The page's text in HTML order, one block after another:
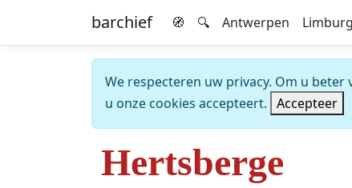
barchief 🧭 🔍 Antwerpen Limburg
We respecteren uw privacy. Om u
u onze cookies accepteert. Accepteer
Hertsberge